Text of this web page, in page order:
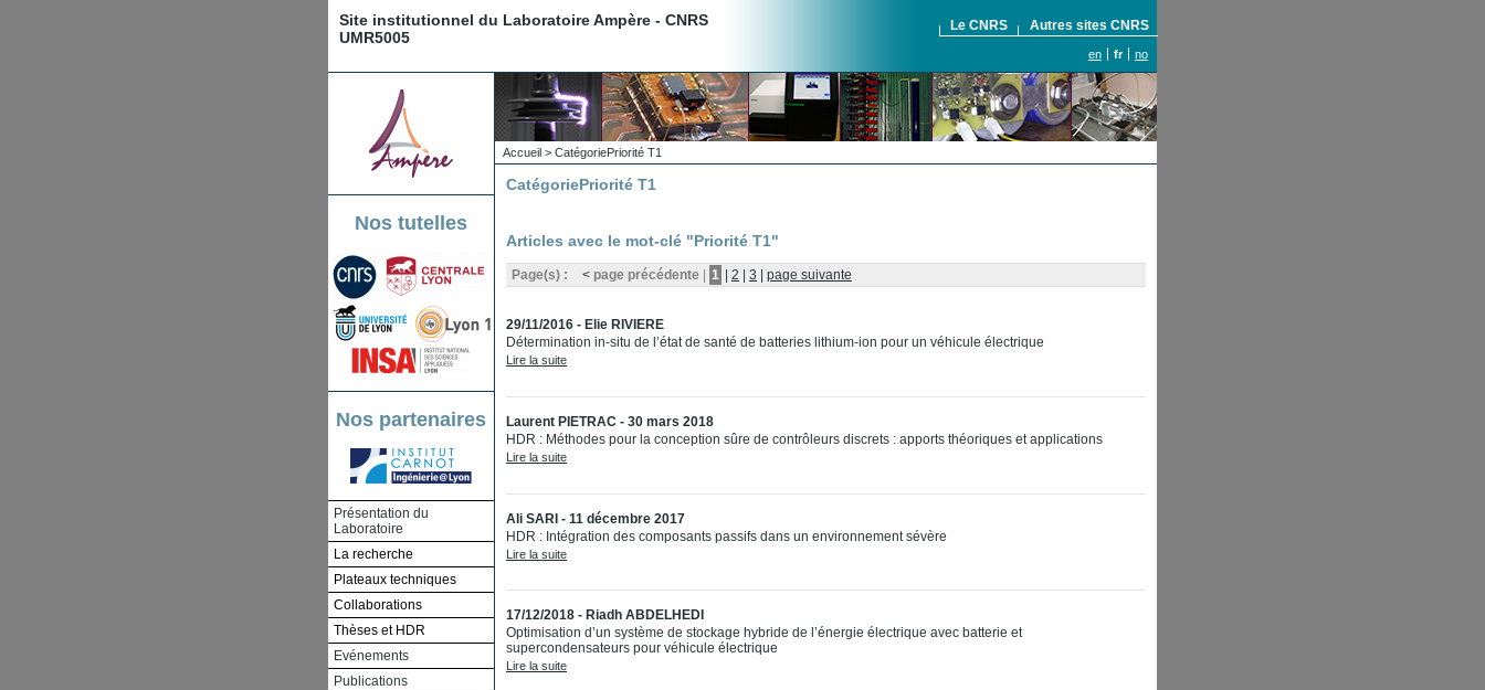
Site institutionnel du Laboratoire Ampère - CNRS
UMR5005
Le CNRS Autres sites CNRS
en fr no
Nos tutelles
Nos partenaires
Présentation du
Laboratoire
La recherche
Plateaux techniques
Collaborations
Thèses et HDR
Evénements
Publications
Accueil > CatégoriePriorité T1
CatégoriePriorité T1
Articles avec le mot-clé "Priorité T1"
Page(s) : < page précédente 1 2 3 page suivante
29/11/2016 - Elie RIVIERE
Détermination in-situ de l’état de santé de batteries lithium-ion pour un véhicule électrique
Lire la suite
Laurent PIETRAC - 30 mars 2018
HDR : Méthodes pour la conception sûre de contrôleurs discrets : apports théoriques et applications
Lire la suite
Ali SARI - 11 décembre 2017
HDR : Intégration des composants passifs dans un environnement sévère
Lire la suite
17/12/2018 - Riadh ABDELHEDI
Optimisation d’un système de stockage hybride de l’énergie électrique avec batterie et
supercondensateurs pour véhicule électrique
Lire la suite